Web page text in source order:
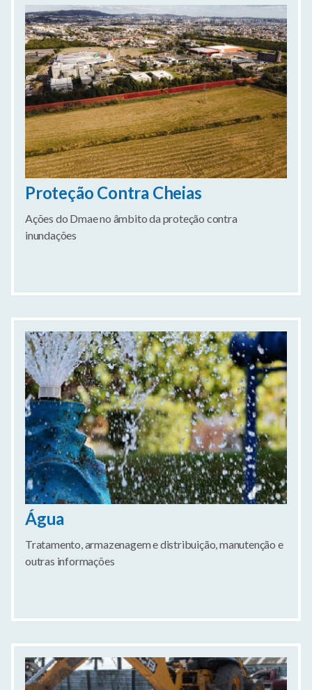
Proteção Contra Cheias
Ações do Dmae no âmbito da proteção contra
inundações
Água
Tratamento, armazenagem e distribuição, manutenção e
outras informações